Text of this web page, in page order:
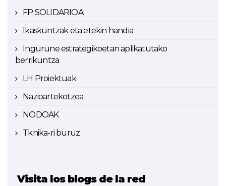
FP SOLIDARIOA
Ikaskuntzak eta etekin handia
Ingurune estrategikoetan aplikatutako
berrikuntza
LH Proiektuak
Nazioartekotzea
NODOAK
Tknika-ri buruz
Visita los blogs de la red